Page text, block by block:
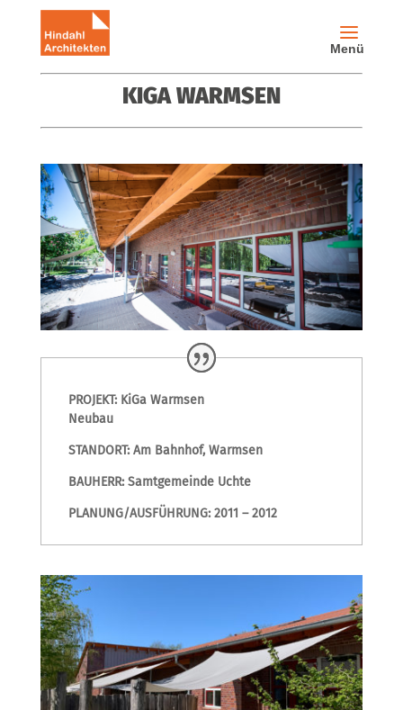
KIGA WARMSEN
PROJEKT: KiGa Warmsen
Neubau
STANDORT: Am Bahnhof, Warmsen
BAUHERR: Samtgemeinde Uchte
PLANUNG/AUSFÜHRUNG: 2011 – 2012